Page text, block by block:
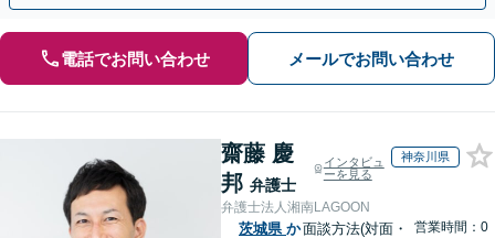
電話でお問い合わせ メールでお問い合わせ
齋藤 慶
邦 弁護士
インタビュ
ーを見る
神奈川県
弁護士法人湘南LAGOON
茨城県 か面談方法(対面・
営業時間：0